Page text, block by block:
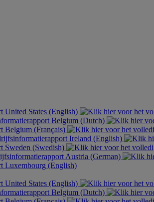
United States (English)
Belgium (Dutch)
Belgium (Français)
Ireland (English)
Sweden (Swedish)
Austria (German)
Luxembourg (English)
United States (English)
Belgium (Dutch)